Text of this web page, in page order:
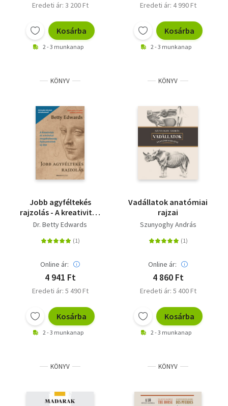
Eredeti ár: 3 200 Ft
Kosárba
2 - 3 munkanap
Eredeti ár: 4 990 Ft
Kosárba
2 - 3 munkanap
KÖNYV
Jobb agyféltekés
rajzolás - A kreativitás
és a művészi
fejlesztésének új útja
Dr. Betty Edwards
Online ár:
4 941 Ft
Eredeti ár: 5 490 Ft
Kosárba
2 - 3 munkanap
KÖNYV
Vadállatok anatómiai
rajzai
Szunyoghy András
Online ár:
4 860 Ft
Eredeti ár: 5 400 Ft
Kosárba
2 - 3 munkanap
KÖNYV KÖNYV